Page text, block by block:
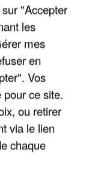
"Accepter
les
mes
en
Vos
ce site.
ou retirer
via le lien
chaque